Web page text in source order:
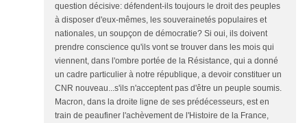
question décisive: défendent-ils toujours le droit des peuples
à disposer d'eux-mêmes, les souverainetés populaires et
nationales, un soupçon de démocratie? Si oui, ils doivent
prendre conscience qu'ils vont se trouver dans les mois qui
viennent, dans l'ombre portée de la Résistance, qui a donné
un cadre particulier à notre république, a devoir constituer un
CNR nouveau...s'ils n'acceptent pas d'être un peuple soumis.
Macron, dans la droite ligne de ses prédécesseurs, est en
train de peaufiner l'achèvement de l'Histoire de la France,